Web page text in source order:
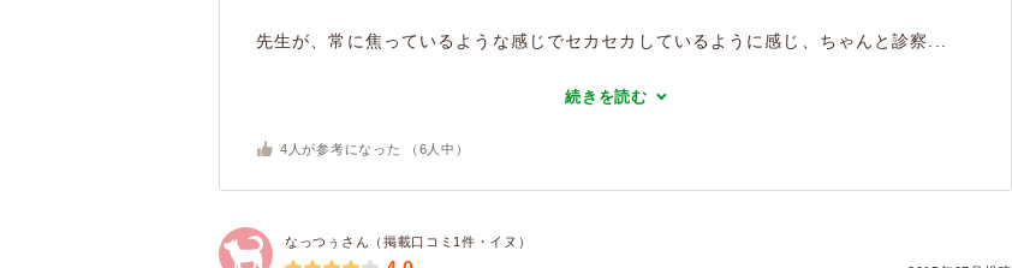
先生が、常に焦っているような感じでセカセカしているように感じ、ちゃんと診察...
続きを読む
4 人が参考になった （ 6 人中）
なっつぅさん（掲載口コミ1件・イヌ）